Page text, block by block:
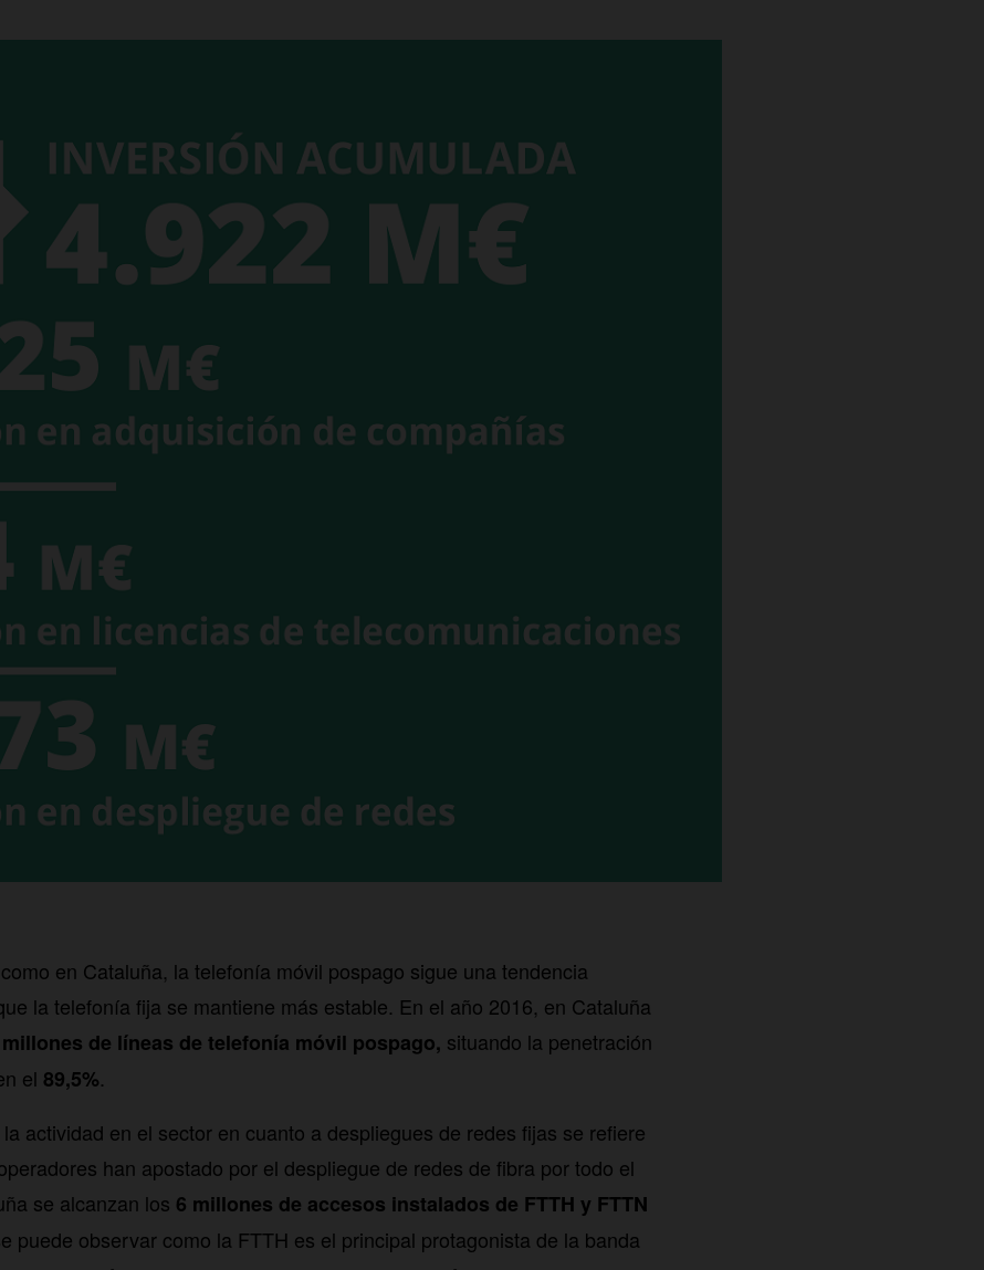
en Cataluña, la telefonía móvil pospago sigue una tendencia
la telefonía fija se mantiene más estable. En el año 2016, en Cataluña
millones de líneas de telefonía móvil pospago, situando la penetración
el 89,5%.
actividad en el sector en cuanto a despliegues de redes fijas se refiere
han apostado por el despliegue de redes de fibra por todo el
se alcanzan los 6 millones de accesos instalados de FTTH y FTTN
puede observar como la FTTH es el principal protagonista de la banda